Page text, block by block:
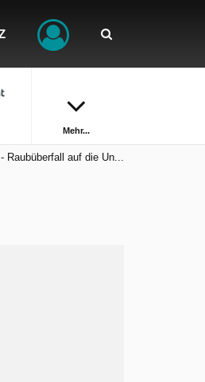
Mehr...
Raubüberfall auf die Un...